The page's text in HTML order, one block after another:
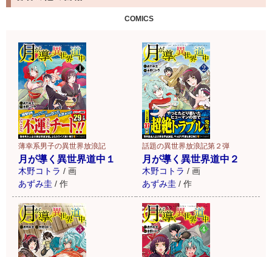
COMICS
薄幸系男子の異世界放浪記
月が導く異世界道中１
木野コトラ / 画
あずみ圭 / 作
話題の異世界放浪記第２弾
月が導く異世界道中２
木野コトラ / 画
あずみ圭 / 作